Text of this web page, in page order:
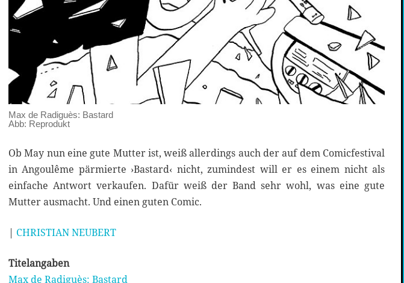
Max de Radiguès: Bastard
Abb: Reprodukt
Ob May nun eine gute Mutter ist, weiß allerdings auch der auf dem Comicfestival
in Angoulême pärmierte ›Bastard‹ nicht, zumindest will er es einem nicht als
einfache Antwort verkaufen. Dafür weiß der Band sehr wohl, was eine gute
Mutter ausmacht. Und einen guten Comic.
| CHRISTIAN NEUBERT
Titelangaben
Max de Radiguès: Bastard